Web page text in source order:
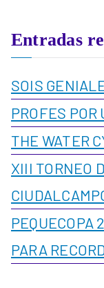
Entradas
SOIS
PROFES POR
THE WATER
XIII TORNEO
PEQUECOPA
PARA